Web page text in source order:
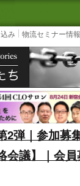
ュースサイト
3PL, SCMな
み 物流セミナー情
2弾｜参加募
会議】｜会員